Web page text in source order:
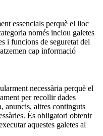
essencials perquè el lloc
només inclou galetes
i funcions de seguretat del
cap informació
necessària perquè el
per recollir dades
anuncis, altres continguts
És obligatori obtenir
aquestes galetes al